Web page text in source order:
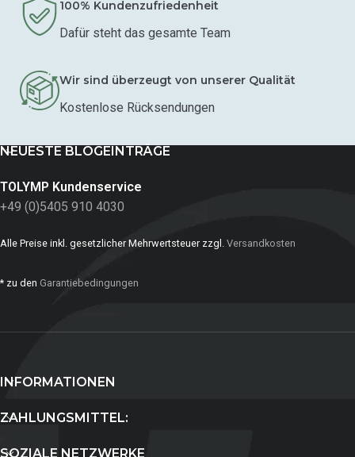
100% Kundenzufriedenheit
Dafür steht das gesamte Team
Wir sind überzeugt von unserer Qualität
Kostenlose Rücksendungen
NEUESTE BLOGEINTRÄGE
TOLYMP Kundenservice
+49 (0)5405 910 4030
Alle Preise inkl. gesetzlicher Mehrwertsteuer zzgl. Versandkosten
* zu den Garantiebedingungen
INFORMATIONEN
ZAHLUNGSMITTEL:
SOZIALE NETZWERKE